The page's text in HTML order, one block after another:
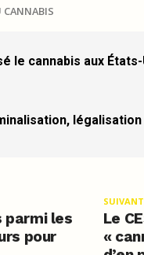
le cannabis aux États-
SUIVANT
Le
«
parmi les
pour